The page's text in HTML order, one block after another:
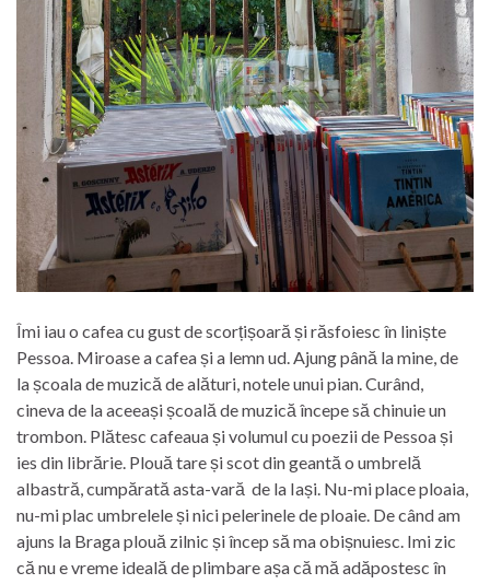
Îmi iau o cafea cu gust de scorțișoară și răsfoiesc în liniște
Pessoa. Miroase a cafea și a lemn ud. Ajung până la mine, de
la școala de muzică de alături, notele unui pian. Curând,
cineva de la aceeași școală de muzică începe să chinuie un
trombon. Plătesc cafeaua și volumul cu poezii de Pessoa și
ies din librărie. Plouă tare și scot din geantă o umbrelă
albastră, cumpărată asta-vară de la Iași. Nu-mi place ploaia,
nu-mi plac umbrelele și nici pelerinele de ploaie. De când am
ajuns la Braga plouă zilnic și încep să ma obișnuiesc. Imi zic
că nu e vreme ideală de plimbare așa că mă adăpostesc în